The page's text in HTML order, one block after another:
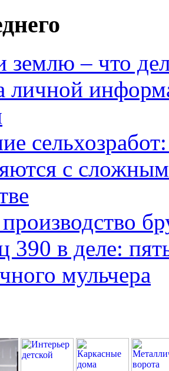
землю – что
личной
с
390 в деле:
мульчера